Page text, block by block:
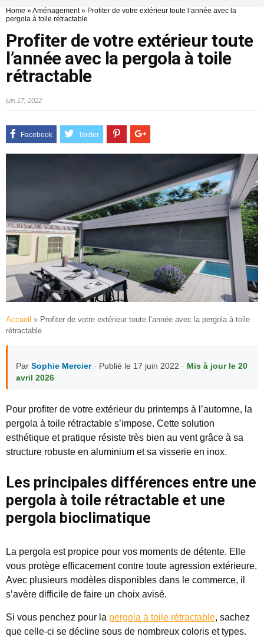
Home »Aménagement» Profiter de votre extérieur toute l’année avec la
pergola à toile rétractable
Profiter de votre extérieur toute
l’année avec la pergola à toile
rétractable
juin 17, 2022
Accueil » Profiter de votre extérieur toute l’année avec la pergola à toile
rétractable
Par Sophie Mercier· Publié le 17 juin 2022 · Mis à jour le 20
avril 2026
Pour profiter de votre extérieur du printemps à l’automne, la
pergola à toile rétractable s’impose. Cette solution
esthétique et pratique résiste très bien au vent grâce à sa
structure robuste en aluminium et sa visserie en inox.
Les principales différences entre une
pergola à toile rétractable et une
pergola bioclimatique
La pergola est propice pour vos moments de détente. Elle
vous protège efficacement contre toute agression extérieure.
Avec plusieurs modèles disponibles dans le commerce, il
s’avère difficile de faire un choix avisé.
Si vous penchez pour la pergola à toile rétractable, sachez
que celle-ci se décline sous de nombreux coloris et types.